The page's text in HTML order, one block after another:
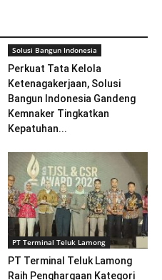
Solusi Bangun Indonesia
Perkuat Tata Kelola
Ketenagakerjaan, Solusi
Bangun Indonesia Gandeng
Kemnaker Tingkatkan
Kepatuhan...
PT Terminal Teluk Lamong
PT Terminal Teluk Lamong
Raih Penghargaan Kategori